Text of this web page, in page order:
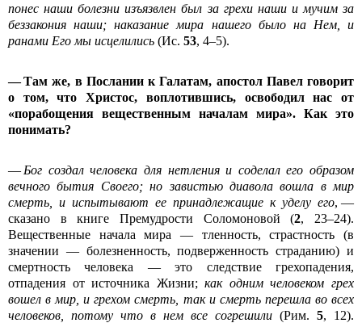
понес наши болезни изъязвлен был за грехи наши и мучим за
беззакония наши; наказание мира нашего было на Нем, и
ранами Его мы исцелились (Ис. 53, 4–5).
— Там же, в Послании к Галатам, апостол Павел говорит
о том, что Христос, воплотившись, освободил нас от
«порабощения вещественным началам мира». Как это
понимать?
— Бог создал человека для нетления и соделал его образом
вечного бытия Своего; но завистью диавола вошла в мир
смерть, и испытывают ее принадлежащие к уделу его, —
сказано в книге Премудрости Соломоновой (2, 23–24).
Вещественные начала мира — тленность, страстность (в
значении — болезненность, подверженность страданию) и
смертность человека — это следствие грехопадения,
отпадения от источника Жизни;как одним человеком грех
вошел в мир, и грехом смерть, так и смерть перешла во всех
человеков, потому что в нем все согрешили (Рим. 5, 12).